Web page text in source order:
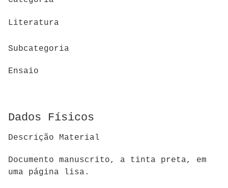
Literatura
Subcategoria
Ensaio
Dados Físicos
Descrição Material
Documento manuscrito, a tinta preta, em
uma página lisa.